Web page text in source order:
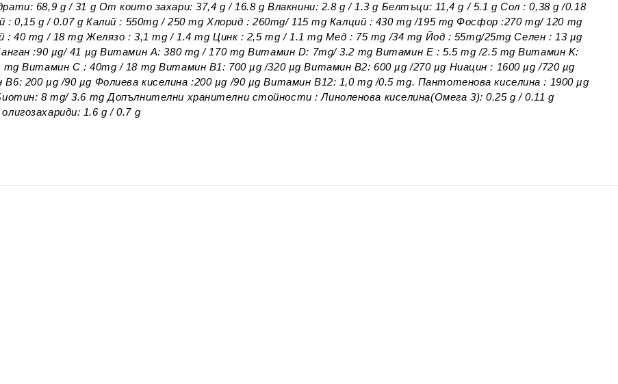
68,9 g / 31 g От които захари: 37,4 g / 16.8 g Влакнини: 2.8 g / 1.3 g Белтъци: 11,4 g / 5.1 g Сол : 0,38 g /0.18
: 0,15 g / 0.07 g Калий : 550mg / 250 mg Хлорид : 260mg/ 115 mg Калций : 430 mg /195 mg Фосфор :270 mg/ 120 mg
: 40 mg / 18 mg Желязо : 3,1 mg / 1.4 mg Цинк : 2,5 mg / 1.1 mg Мед : 75 mg /34 mg Йод : 55mg/25mg Селен : 13 µg
:90 µg/ 41 µg Витамин А: 380 mg / 170 mg Витамин D: 7mg/ 3.2 mg Витамин E : 5.5 mg /2.5 mg Витамин K:
mg Витамин C : 40mg / 18 mg Витамин B1: 700 µg /320 µg Витамин B2: 600 µg /270 µg Ниацин : 1600 µg /720 µg
200 µg /90 µg Фолиева киселина :200 µg /90 µg Витамин В12: 1,0 mg /0.5 mg. Пантотенова киселина : 1900 µg
8 mg/ 3.6 mg Допълнителни хранителни стойности : Линоленова киселина(Омега 3): 0.25 g / 0.11 g
1.6 g / 0.7 g